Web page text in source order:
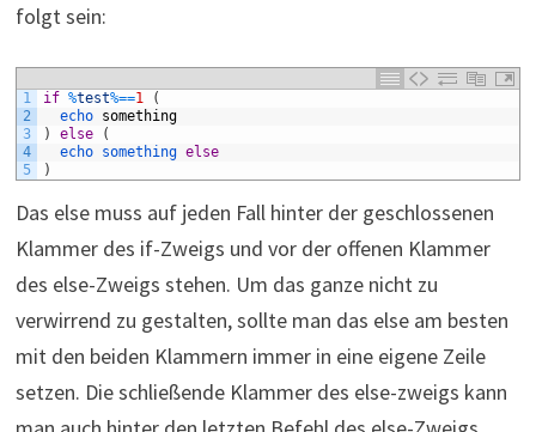
folgt sein:
1
2
3
4
5
if %test%==1
(
echo something
)
else
(
echo something else
)
Das else muss auf jeden Fall hinter der geschlossenen
Klammer des if-Zweigs und vor der offenen Klammer
des else-Zweigs stehen. Um das ganze nicht zu
verwirrend zu gestalten, sollte man das else am besten
mit den beiden Klammern immer in eine eigene Zeile
setzen. Die schließende Klammer des else-zweigs kann